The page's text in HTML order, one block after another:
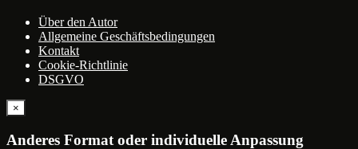
Über den Autor
Allgemeine Geschäftsbedingungen
Kontakt
Cookie-Richtlinie
DSGVO
×
Anderes Format oder individuelle Anpassung